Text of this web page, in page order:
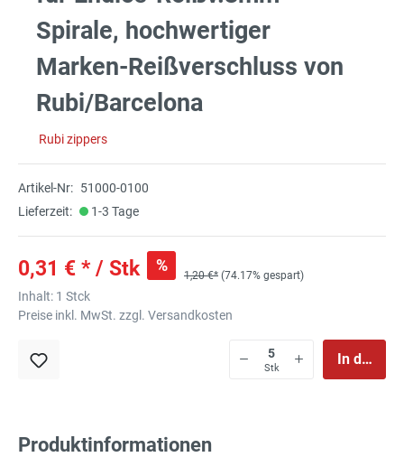
Spirale, hochwertiger
Marken-Reißverschluss von
Rubi/Barcelona
Rubi zippers
Artikel-Nr: 51000-0100
Lieferzeit:
1-3 Tage
0,31 € * / Stk %
1,20 €* (74.17% gespart)
Inhalt: 1 Stck
Preise inkl. MwSt. zzgl. Versandkosten
Stk
In den
Produktinformationen